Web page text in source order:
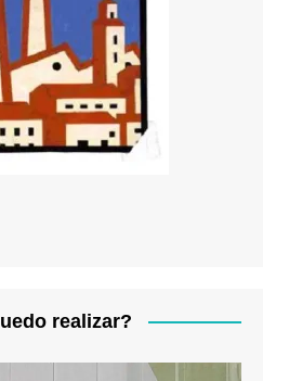
realizar?